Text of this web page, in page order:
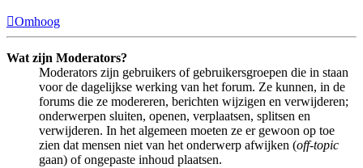
Omhoog
Wat zijn Moderators?
Moderators zijn gebruikers of gebruikersgroepen die in staan
voor de dagelijkse werking van het forum. Ze kunnen, in de
forums die ze modereren, berichten wijzigen en verwijderen;
onderwerpen sluiten, openen, verplaatsen, splitsen en
verwijderen. In het algemeen moeten ze er gewoon op toe
zien dat mensen niet van het onderwerp afwijken (off-topic
gaan) of ongepaste inhoud plaatsen.